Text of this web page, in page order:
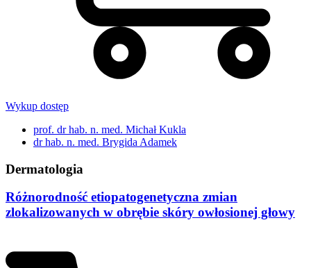
Wykup dostęp
prof. dr hab. n. med. Michał Kukla
dr hab. n. med. Brygida Adamek
Dermatologia
Różnorodność etiopatogenetyczna zmian
zlokalizowanych w obrębie skóry owłosionej głowy